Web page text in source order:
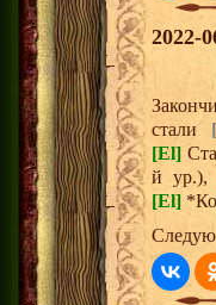
2022-
стали
[El]
й ур.),
[El]